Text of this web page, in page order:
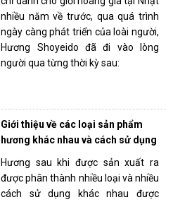
nhiều năm về trước, qua quá trình
ngày càng phát triển của loài người,
Hương Shoyeido đã đi vào lòng
người qua từng thời kỳ sau:
Giới thiệu về các loại sản phẩm
hương khác nhau và cách sử dụng
Hương sau khi được sản xuất ra
được phân thành nhiều loại và nhiều
cách sử dụng khác nhau được